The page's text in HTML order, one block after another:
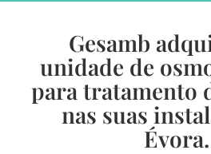
Gesamb
unidade de
para tratamento
nas suas
Évora.